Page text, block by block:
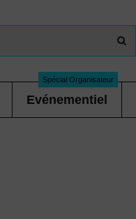
Evénementiel
Spécial Organisateur